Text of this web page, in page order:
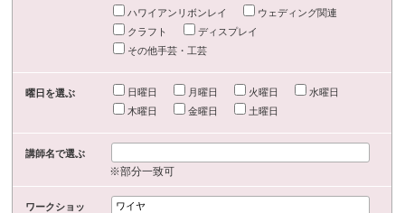
ハワイアンリボンレイ
ウェディング関連
クラフト
ディスプレイ
その他手芸・工芸
曜日を選ぶ 日曜日 月曜日 火曜日
水曜日
木曜日
金曜日 土曜日
講師名で選ぶ
※部分一致可
ワークショッ